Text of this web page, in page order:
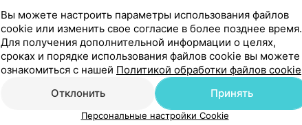
Вы можете настроить параметры использования файлов
cookie или изменить свое согласие в более позднее время.
Для получения дополнительной информации о целях,
сроках и порядке использования файлов cookie вы можете
ознакомиться с нашей Политикой обработки файлов cookie
Отклонить
Принять
Персональные настройки Cookie